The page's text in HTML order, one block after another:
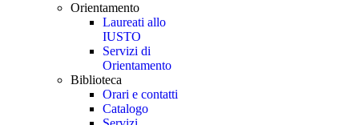
Orientamento
Laureati allo
IUSTO
Servizi di
Orientamento
Biblioteca
Orari e contatti
Catalogo